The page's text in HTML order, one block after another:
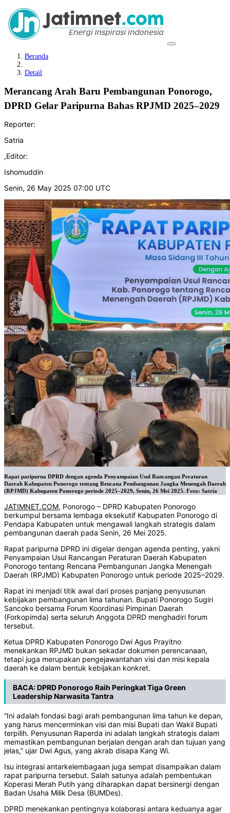
Beranda
Detail
Merancang Arah Baru Pembangunan Ponorogo,
DPRD Gelar Paripurna Bahas RPJMD 2025–2029
Reporter:
Satria
,Editor:
Ishomuddin
Senin, 26 May 2025 07:00 UTC
Rapat paripurna DPRD dengan agenda Penyampaian Usul Rancangan Peraturan
Daerah Kabupaten Ponorogo tentang Rencana Pembangunan Jangka Menengah Daerah
(RPJMD) Kabupaten Ponorogo periode 2025–2029, Senin, 26 Mei 2025. Foto: Satria
JATIMNET.COM, Ponorogo – DPRD Kabupaten Ponorogo
berkumpul bersama lembaga eksekutif Kabupaten Ponorogo di
Pendapa Kabupaten untuk mengawali langkah strategis dalam
pembangunan daerah pada Senin, 26 Mei 2025.
Rapat paripurna DPRD ini digelar dengan agenda penting, yakni
Penyampaian Usul Rancangan Peraturan Daerah Kabupaten
Ponorogo tentang Rencana Pembangunan Jangka Menengah
Daerah (RPJMD) Kabupaten Ponorogo untuk periode 2025–2029.
Rapat ini menjadi titik awal dari proses panjang penyusunan
kebijakan pembangunan lima tahunan. Bupati Ponorogo Sugiri
Sancoko bersama Forum Koordinasi Pimpinan Daerah
(Forkopimda) serta seluruh Anggota DPRD menghadiri forum
tersebut.
Ketua DPRD Kabupaten Ponorogo Dwi Agus Prayitno
menekankan RPJMD bukan sekadar dokumen perencanaan,
tetapi juga merupakan pengejawantahan visi dan misi kepala
daerah ke dalam bentuk kebijakan konkret.
BACA:DPRD Ponorogo Raih Peringkat Tiga Green
Leadership Narwasita Tantra
“Ini adalah fondasi bagi arah pembangunan lima tahun ke depan,
yang harus mencerminkan visi dan misi Bupati dan Wakil Bupati
terpilih. Penyusunan Raperda ini adalah langkah strategis dalam
memastikan pembangunan berjalan dengan arah dan tujuan yang
jelas,” ujar Dwi Agus, yang akrab disapa Kang Wi.
Isu integrasi antarkelembagaan juga sempat disampaikan dalam
rapat paripurna tersebut. Salah satunya adalah pembentukan
Koperasi Merah Putih yang diharapkan dapat bersinergi dengan
Badan Usaha Milik Desa (BUMDes).
DPRD menekankan pentingnya kolaborasi antara keduanya agar